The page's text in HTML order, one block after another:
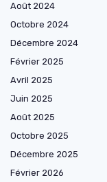
Août 2024
Octobre 2024
Décembre 2024
Février 2025
Avril 2025
Juin 2025
Août 2025
Octobre 2025
Décembre 2025
Février 2026